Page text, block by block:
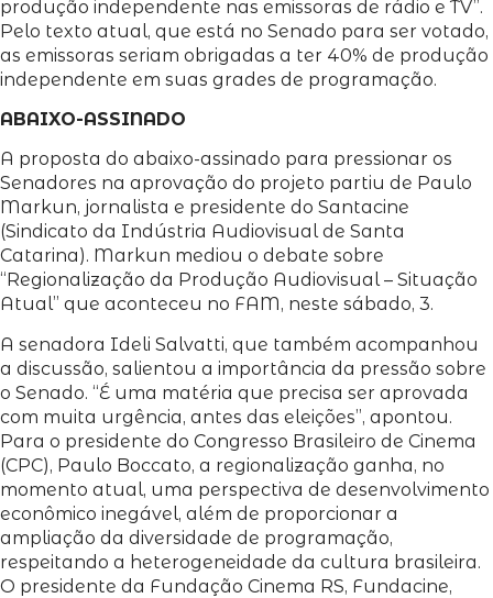
produção independente nas emissoras de rádio e TV”.
Pelo texto atual, que está no Senado para ser votado,
as emissoras seriam obrigadas a ter 40% de produção
independente em suas grades de programação.
ABAIXO-ASSINADO
A proposta do abaixo-assinado para pressionar os
Senadores na aprovação do projeto partiu de Paulo
Markun, jornalista e presidente do Santacine
(Sindicato da Indústria Audiovisual de Santa
Catarina). Markun mediou o debate sobre
“Regionalização da Produção Audiovisual – Situação
Atual” que aconteceu no FAM, neste sábado, 3.
A senadora Ideli Salvatti, que também acompanhou
a discussão, salientou a importância da pressão sobre
o Senado. “É uma matéria que precisa ser aprovada
com muita urgência, antes das eleições”, apontou.
Para o presidente do Congresso Brasileiro de Cinema
(CPC), Paulo Boccato, a regionalização ganha, no
momento atual, uma perspectiva de desenvolvimento
econômico inegável, além de proporcionar a
ampliação da diversidade de programação,
respeitando a heterogeneidade da cultura brasileira.
O presidente da Fundação Cinema RS, Fundacine,